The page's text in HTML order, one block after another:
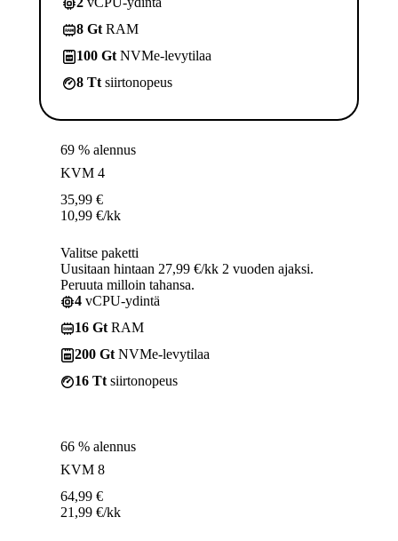
8 Gt RAM
100 Gt NVMe-levytilaa
8 Tt siirtonopeus
69 % alennus
KVM 4
35,99 €
10,99 €/kk
Valitse paketti
Uusitaan hintaan 27,99 €/kk 2 vuoden ajaksi.
Peruuta milloin tahansa.
4 vCPU-ydintä
16 Gt RAM
200 Gt NVMe-levytilaa
16 Tt siirtonopeus
66 % alennus
KVM 8
64,99 €
21,99 €/kk